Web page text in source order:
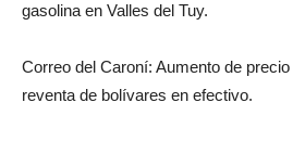
gasolina en Valles del Tuy.
Correo del Caroní: Aumento de
reventa de bolívares en efectivo.